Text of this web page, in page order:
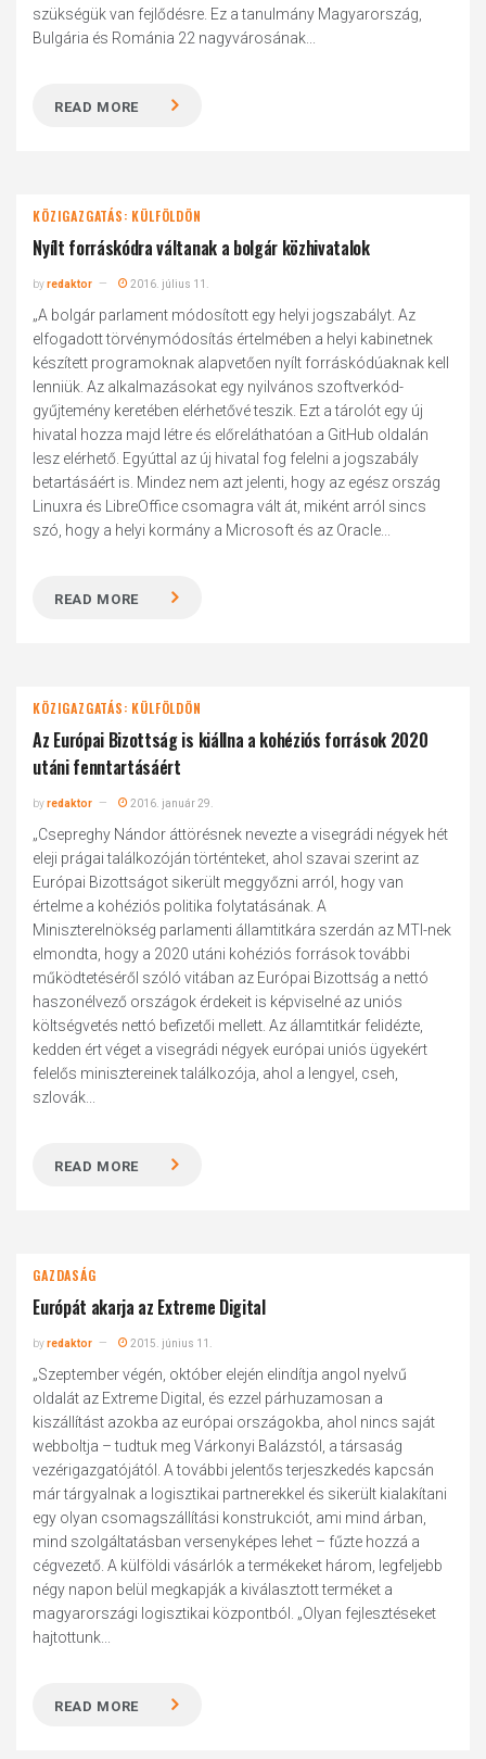
szükségük van fejlődésre. Ez a tanulmány Magyarország,
Bulgária és Románia 22 nagyvárosának...
READ MORE
KÖZIGAZGATÁS: KÜLFÖLDÖN
Nyílt forráskódra váltanak a bolgár közhivatalok
byredaktor 2016. július 11.
„A bolgár parlament módosított egy helyi jogszabályt. Az
elfogadott törvénymódosítás értelmében a helyi kabinetnek
készített programoknak alapvetően nyílt forráskódúaknak kell
lenniük. Az alkalmazásokat egy nyilvános szoftverkód-
gyűjtemény keretében elérhetővé teszik. Ezt a tárolót egy új
hivatal hozza majd létre és előreláthatóan a GitHub oldalán
lesz elérhető. Egyúttal az új hivatal fog felelni a jogszabály
betartásáért is. Mindez nem azt jelenti, hogy az egész ország
Linuxra és LibreOffice csomagra vált át, miként arról sincs
szó, hogy a helyi kormány a Microsoft és az Oracle...
READ MORE
KÖZIGAZGATÁS: KÜLFÖLDÖN
Az Európai Bizottság is kiállna a kohéziós források 2020
utáni fenntartásáért
byredaktor 2016. január 29.
„Csepreghy Nándor áttörésnek nevezte a visegrádi négyek hét
eleji prágai találkozóján történteket, ahol szavai szerint az
Európai Bizottságot sikerült meggyőzni arról, hogy van
értelme a kohéziós politika folytatásának. A
Miniszterelnökség parlamenti államtitkára szerdán az MTI-nek
elmondta, hogy a 2020 utáni kohéziós források további
működtetéséről szóló vitában az Európai Bizottság a nettó
haszonélvező országok érdekeit is képviselné az uniós
költségvetés nettó befizetői mellett. Az államtitkár felidézte,
kedden ért véget a visegrádi négyek európai uniós ügyekért
felelős minisztereinek találkozója, ahol a lengyel, cseh,
szlovák...
READ MORE
GAZDASÁG
Európát akarja az Extreme Digital
byredaktor 2015. június 11.
„Szeptember végén, október elején elindítja angol nyelvű
oldalát az Extreme Digital, és ezzel párhuzamosan a
kiszállítást azokba az európai országokba, ahol nincs saját
webboltja – tudtuk meg Várkonyi Balázstól, a társaság
vezérigazgatójától. A további jelentős terjeszkedés kapcsán
már tárgyalnak a logisztikai partnerekkel és sikerült kialakítani
egy olyan csomagszállítási konstrukciót, ami mind árban,
mind szolgáltatásban versenyképes lehet – fűzte hozzá a
cégvezető. A külföldi vásárlók a termékeket három, legfeljebb
négy napon belül megkapják a kiválasztott terméket a
magyarországi logisztikai központból. „Olyan fejlesztéseket
hajtottunk...
READ MORE